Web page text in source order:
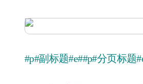
#p#副标题#e##p#分页标题